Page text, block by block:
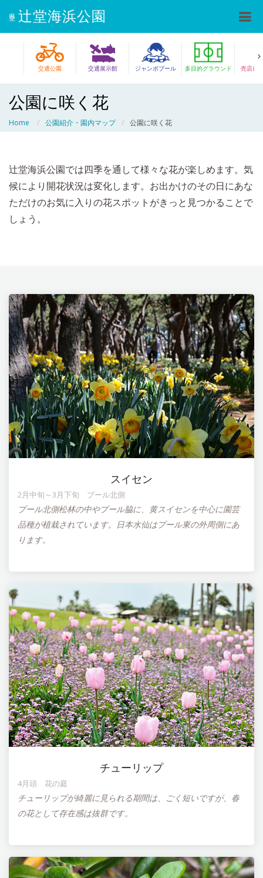
辻堂海浜公園
交通公園 交通展示館 ジャンボプール 多目的グラウンド 売店レ
公園に咲く花
Home 公園紹介・園内マップ 公園に咲く花
辻堂海浜公園では四季を通して様々な花が楽しめます。気
候により開花状況は変化します。お出かけのその日にあな
ただけのお気に入りの花スポットがきっと見つかることで
しょう。
スイセン
2月中旬～3月下旬 プール北側
プール北側松林の中やプール脇に、黄スイセンを中心に園芸
品種が植栽されています。日本水仙はプール東の外周側にあ
ります。
チューリップ
4月頭 花の庭
チューリップが綺麗に見られる期間は、ごく短いですが、春
の花として存在感は抜群です。